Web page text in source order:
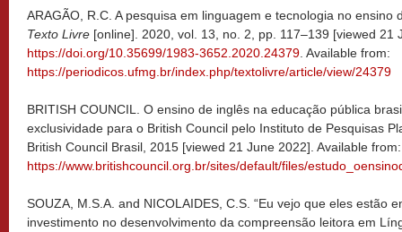
ARAGÃO, R.C. A pesquisa em linguagem e tecnologia no ensino
Texto Livre [online]. 2020, vol. 13, no. 2, pp. 117–139 [viewed 21
https://doi.org/10.35699/1983-3652.2020.24379 . Available from:
https://periodicos.ufmg.br/index.php/textolivre/article/view/24379
BRITISH COUNCIL. O ensino de inglês na educação pública
exclusividade para o British Council pelo Instituto de Pesquisas
British Council Brasil, 2015 [viewed 21 June 2022]. Available from:
https://www.britishcouncil.org.br/sites/default/files/
SOUZA, M.S.A. and NICOLAIDES, C.S. “Eu vejo que eles estão
investimento no desenvolvimento da compreensão leitora em